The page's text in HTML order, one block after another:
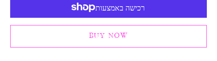
BUY NOW